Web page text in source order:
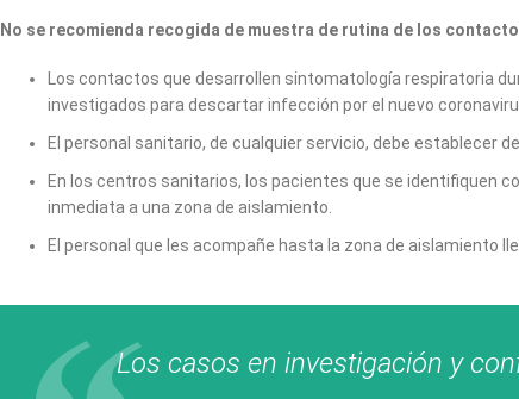
No se recomienda recogida de muestra de rutina de los
Los contactos que desarrollen sintomatología respiratoria
investigados para descartar infección por el nuevo
El personal sanitario, de cualquier servicio, debe establecer
En los centros sanitarios, los pacientes que se identifiquen
inmediata a una zona de aislamiento.
El personal que les acompañe hasta la zona de aislamiento
Los casos en investigación y